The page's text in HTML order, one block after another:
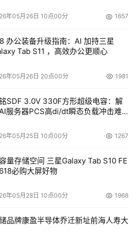
益将得到进一步的维护，三星金宝
将会得到更大提升，销量必然也会
章内容仅供参考，不构成投资建议。
年05月26日 10点00分 1657
办公装备升级指南：AI 加持三星
Tab S11 ，高效办公更顺心
年05月26日 20点00分 1981
SDF 3.0V 330F方形超级电容：解
服务器PCS高di/dt瞬态负载冲击难
年05月25日 10点00分 1267
量存储空间 三星Galaxy Tab S10 FE
必购大屏好物
年05月28日 10点00分 1968
品牌康盈半导体乔迁新址前海人寿大